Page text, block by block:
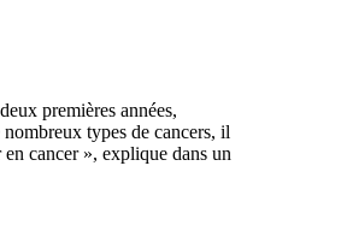
premières années,
types de cancers, il
en cancer », explique dans un